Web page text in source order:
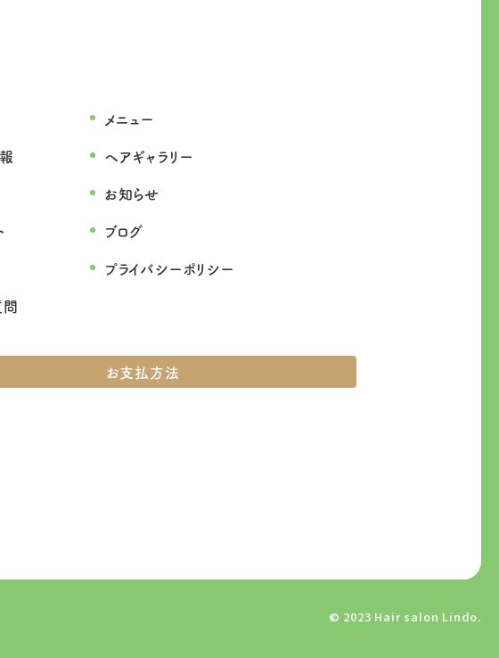
問
メニュー
ヘアギャラリー
お知らせ
ブログ
プライバシーポリシー
お支払方法
© 2023 Hair salon Lindo.